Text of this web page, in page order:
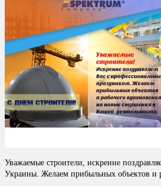
Уважаемые строители, искренне
Украины. Желаем прибыльных объектов и